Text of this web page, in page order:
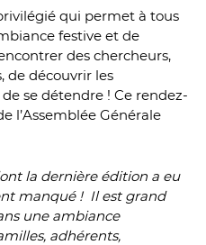
qui permet à tous
festive et de
des chercheurs,
de découvrir les
se détendre ! Ce rendez-
l’Assemblée Générale
la dernière édition a eu
manqué ! Il est grand
une ambiance
adhérents,